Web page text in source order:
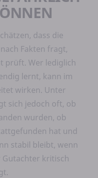
dass die
Fakten fragt,
prüft. Wer lediglich
lernt, kann im
wirken. Unter
sich jedoch oft, ob
wurden, ob
hat und
stabil bleibt, wenn
kritisch